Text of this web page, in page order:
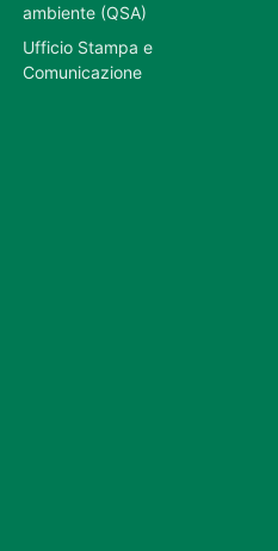
ambiente (QSA)
Ufficio Stampa e
Comunicazione